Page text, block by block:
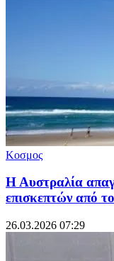
Κοσμος
Η Αυστραλία
επισκεπτών από
26.03.2026 07:29